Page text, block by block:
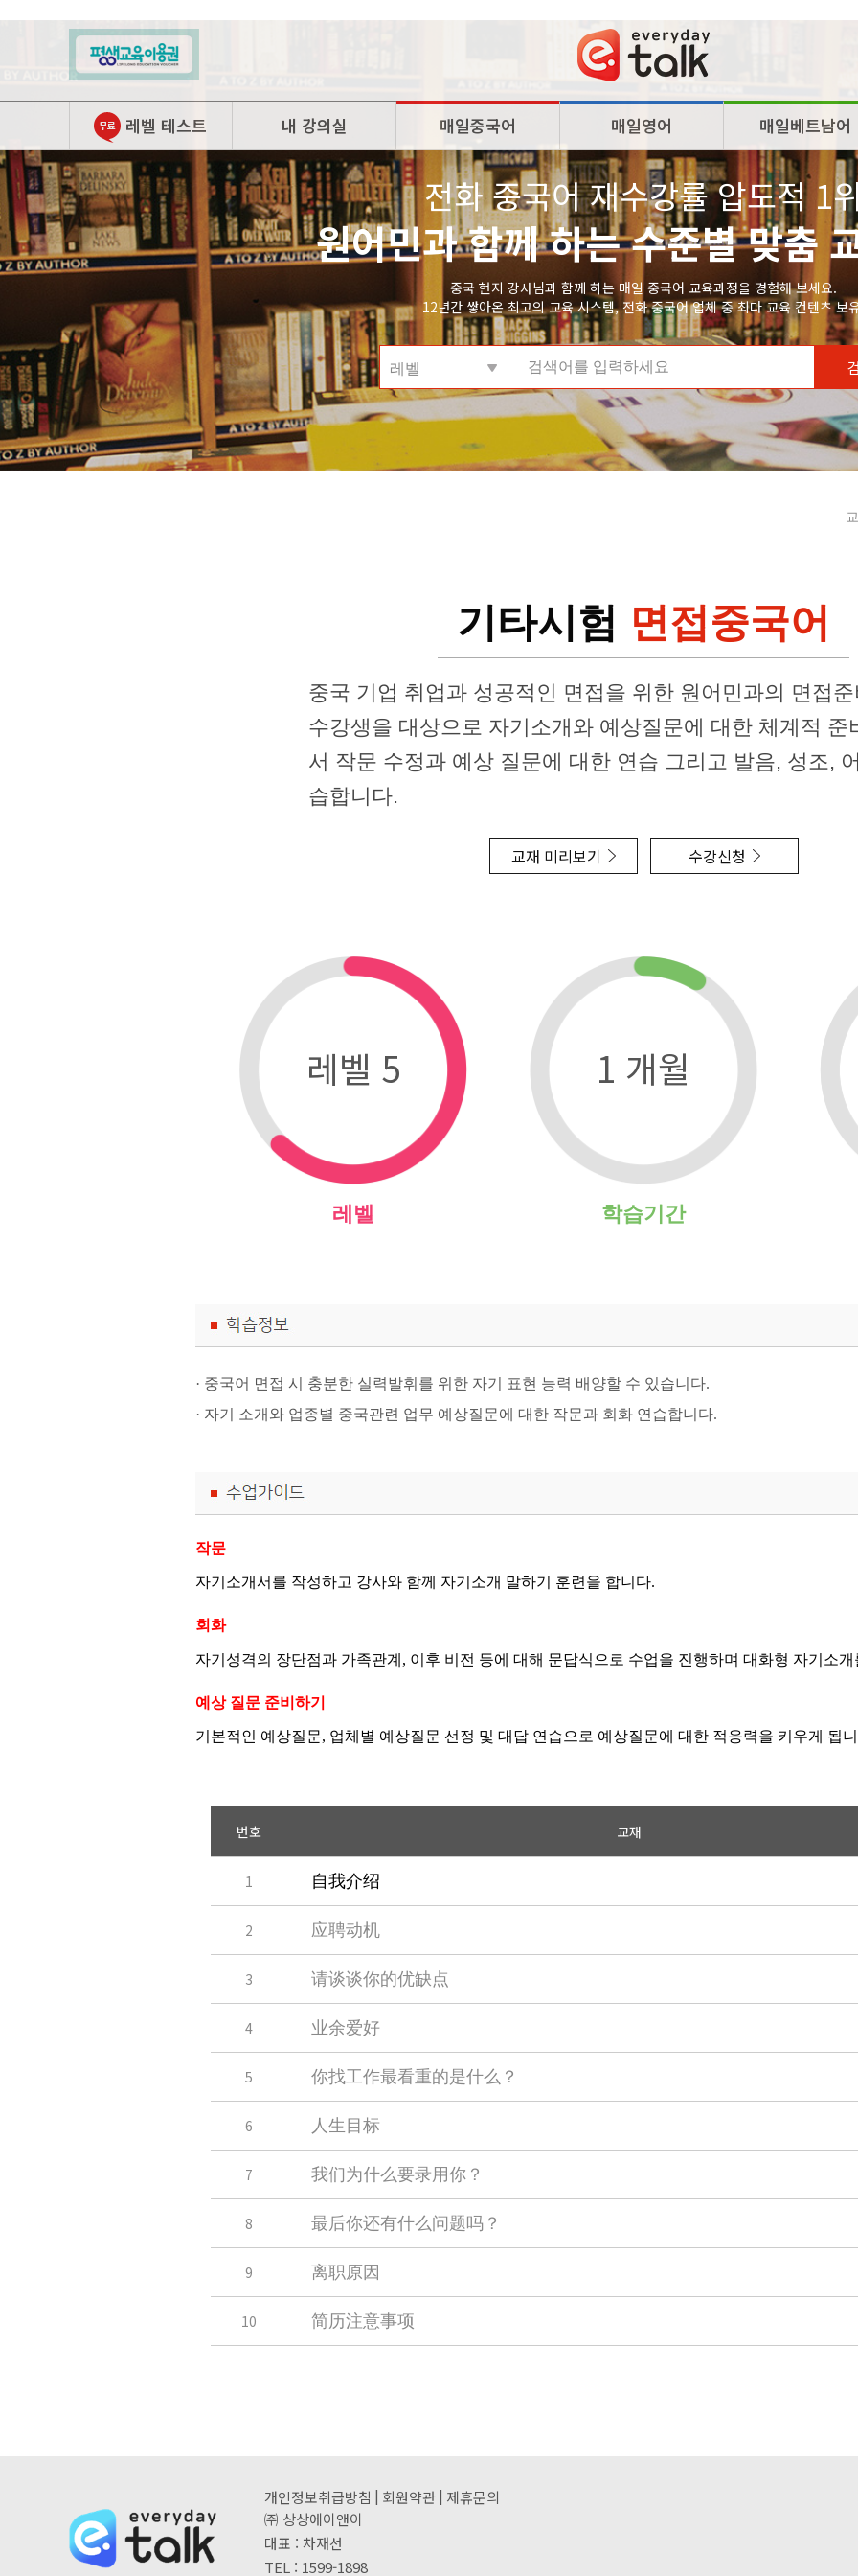
레벨 테스트 내 강의실 매일중국어 매일영어 매일베트남어
전화 중국어 재수강률 압도적 1
원어민과 함께 하는 수준별 맞춤
중국 현지 강사님과 함께 하는 매일 중국어 교육과정을 경험해 보세요.
12년간 쌓아온 최고의 교육 시스템, 전화 중국어 업체 중 최다 교육 컨텐츠 보
레벨
기타시험 면접중국어
중국 기업 취업과 성공적인 면접을 위한 원어민과의 면접
수강생을 대상으로 자기소개와 예상질문에 대한 체계적 준
서 작문 수정과 예상 질문에 대한 연습 그리고 발음, 성조,
습합니다.
교재 미리보기 수강신청
레벨 5
레벨
1 개월
학습기간
· 중국어 면접 시 충분한 실력발휘를 위한 자기 표현 능력 배양할 수 있습니다.
· 자기 소개와 업종별 중국관련 업무 예상질문에 대한 작문과 회화 연습합니다.
작문
자기소개서를 작성하고 강사와 함께 자기소개 말하기 훈련을 합니다.
회화
자기성격의 장단점과 가족관계 , 이후 비전 등에 대해 문답식으로 수업을 진행하며 대화형 자기소
예상 질문 준비하기
기본적인 예상질문, 업체별 예상질문 선정 및 대답 연습으로 예상질문에 대한 적응력을 키우게 됩
번호 교재
1 自我介绍
2 应聘动机
3 请谈谈你的优缺点
4 业余爱好
5 你找工作最看重的是什么？
6 人生目标
7 我们为什么要录用你？
8 最后你还有什么问题吗？
9 离职原因
10 简历注意事项
개인정보취급방침 | 회원약관| 제휴문의
㈜ 상상에이앤이
대표 : 차재선
TEL : 1599-1898